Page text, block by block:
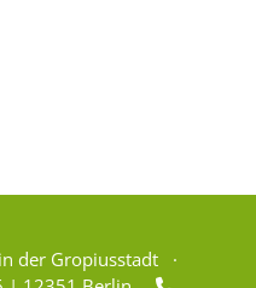
der Gropiusstadt ·